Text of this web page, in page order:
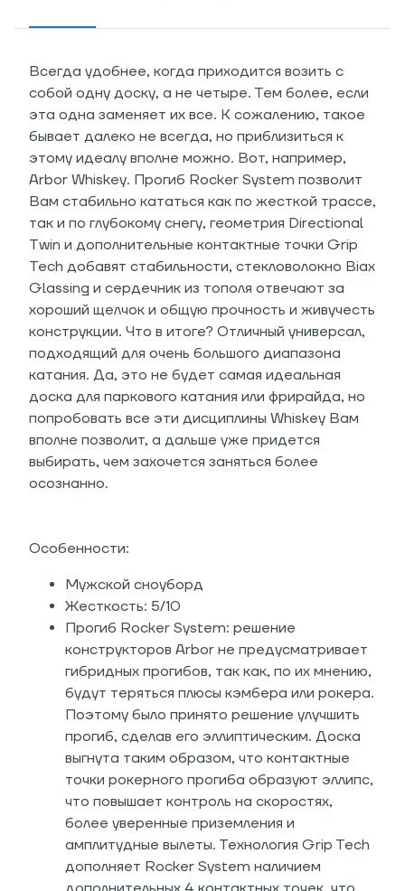
Всегда удобнее, когда приходится возить с
собой одну доску, а не четыре. Тем более, если
эта одна заменяет их все. К сожалению, такое
бывает далеко не всегда, но приблизиться к
этому идеалу вполне можно. Вот, например,
Arbor Whiskey. Прогиб Rocker System позволит
Вам стабильно кататься как по жесткой трассе,
так и по глубокому снегу, геометрия Directional
Twin и дополнительные контактные точки Grip
Tech добавят стабильности, стекловолокно Biax
Glassing и сердечник из тополя отвечают за
хороший щелчок и общую прочность и живучесть
конструкции. Что в итоге? Отличный универсал,
подходящий для очень большого диапазона
катания. Да, это не будет самая идеальная
доска для паркового катания или фрирайда, но
попробовать все эти дисциплины Whiskey Вам
вполне позволит, а дальше уже придется
выбирать, чем захочется заняться более
осознанно.
Особенности:
Мужской сноуборд
Жесткость: 5/10
Прогиб Rocker System: решение
конструкторов Arbor не предусматривает
гибридных прогибов, так как, по их мнению,
будут теряться плюсы кэмбера или рокера.
Поэтому было принято решение улучшить
прогиб, сделав его эллиптическим. Доска
выгнута таким образом, что контактные
точки рокерного прогиба образуют эллипс,
что повышает контроль на скоростях,
более уверенные приземления и
амплитудные вылеты. Технология Grip Tech
дополняет Rocker System наличием